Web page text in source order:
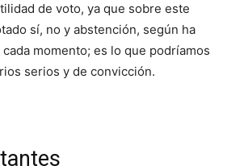
de voto, ya que sobre este
sí, no y abstención, según ha
momento; es lo que podríamos
serios y de convicción.